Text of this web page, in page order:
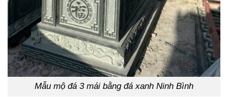
Mẫu mộ đá 3 mái bằng đá xanh Ninh Bình